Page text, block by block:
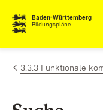
Zum Inhalt
Baden-Württemberg
Bildungspläne
3.3.3 Funktionale